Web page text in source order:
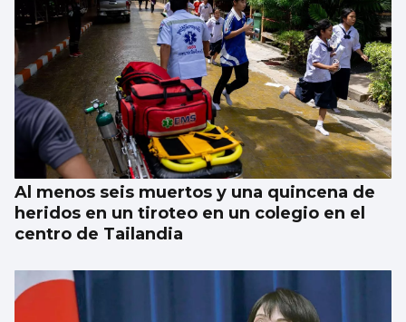
Al menos seis muertos y una quincena de
heridos en un tiroteo en un colegio en el
centro de Tailandia